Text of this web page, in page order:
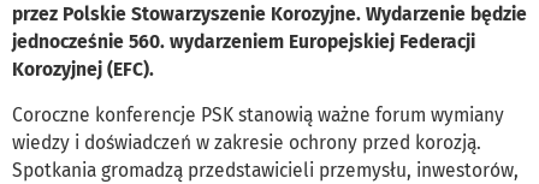
przez Polskie Stowarzyszenie Korozyjne. Wydarzenie będzie
jednocześnie 560. wydarzeniem Europejskiej Federacji
Korozyjnej (EFC).
Coroczne konferencje PSK stanowią ważne forum wymiany
wiedzy i doświadczeń w zakresie ochrony przed korozją.
Spotkania gromadzą przedstawicieli przemysłu, inwestorów,